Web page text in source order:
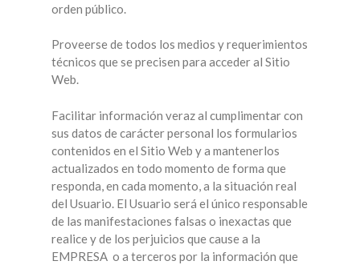
orden público.
Proveerse de todos los medios y requerimientos
técnicos que se precisen para acceder al Sitio
Web.
Facilitar información veraz al cumplimentar con
sus datos de carácter personal los formularios
contenidos en el Sitio Web y a mantenerlos
actualizados en todo momento de forma que
responda, en cada momento, a la situación real
del Usuario. El Usuario será el único responsable
de las manifestaciones falsas o inexactas que
realice y de los perjuicios que cause a la
EMPRESA o a terceros por la información que